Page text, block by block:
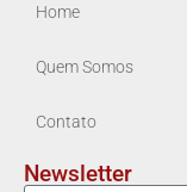
Home
Quem Somos
Contato
Newsletter